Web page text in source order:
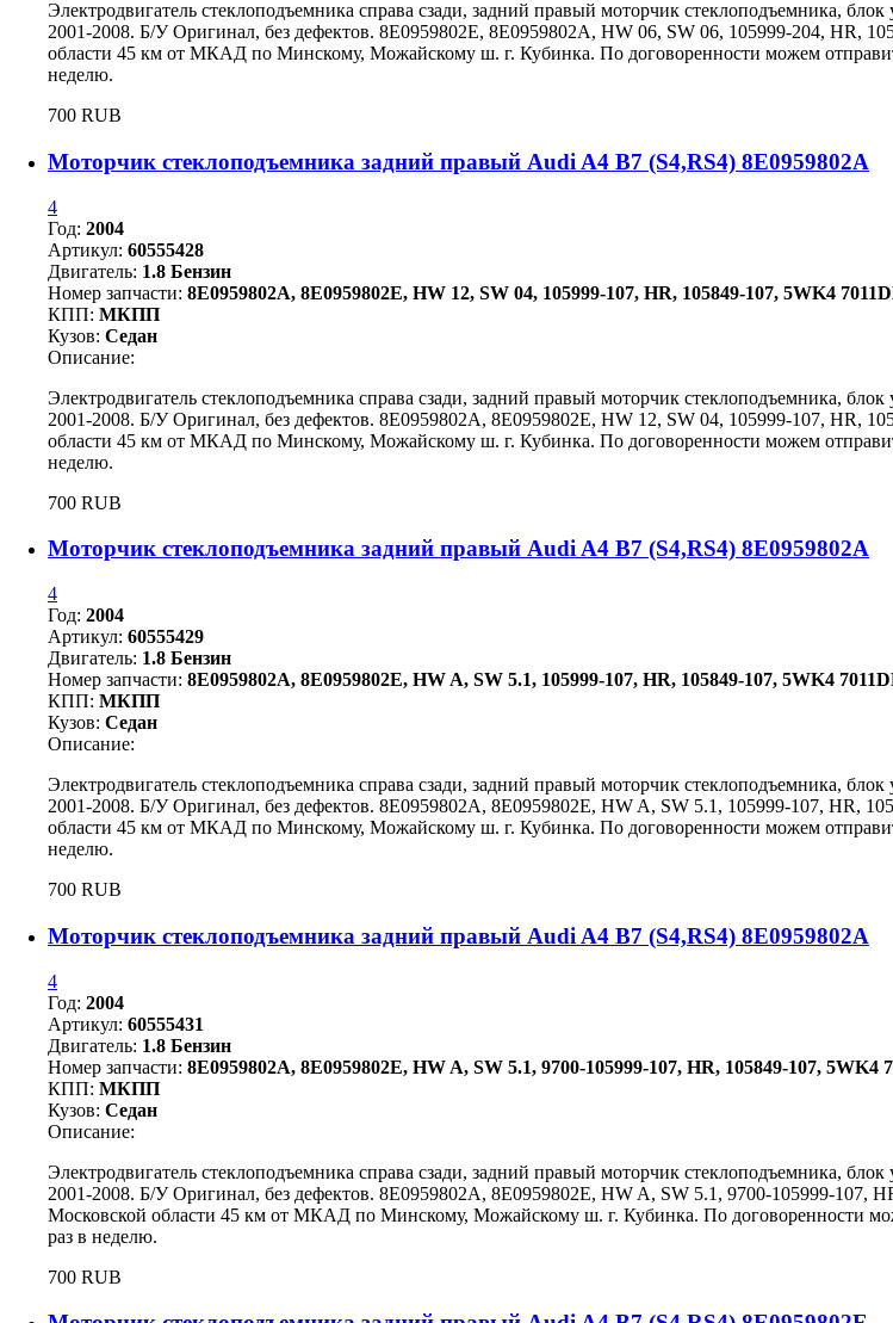
Электродвигатель стеклоподъемника справа сзади, задний правый моторчик стеклоподъемника,
2001-2008. Б/У Оригинал, без дефектов. 8E0959802E, 8E0959802A, HW 06, SW 06, 105999-204, HR,
области 45 км от МКАД по Минскому, Можайскому ш. г. Кубинка. По договоренности можем
неделю.
700 RUB
Моторчик стеклоподъемника задний правый Audi A4 B7 (S4,RS4) 8E0959802A
4
Год: 2004
Артикул: 60555428
Двигатель: 1.8 Бензин
Номер запчасти: 8E0959802A, 8E0959802E, HW 12, SW 04, 105999-107, HR, 105849-107, 5WK4
КПП: МКПП
Кузов: Седан
Описание:
Электродвигатель стеклоподъемника справа сзади, задний правый моторчик стеклоподъемника,
2001-2008. Б/У Оригинал, без дефектов. 8E0959802A, 8E0959802E, HW 12, SW 04, 105999-107, HR,
области 45 км от МКАД по Минскому, Можайскому ш. г. Кубинка. По договоренности можем
неделю.
700 RUB
Моторчик стеклоподъемника задний правый Audi A4 B7 (S4,RS4) 8E0959802A
4
Год: 2004
Артикул: 60555429
Двигатель: 1.8 Бензин
Номер запчасти: 8E0959802A, 8E0959802E, HW A, SW 5.1, 105999-107, HR, 105849-107, 5WK4
КПП: МКПП
Кузов: Седан
Описание:
Электродвигатель стеклоподъемника справа сзади, задний правый моторчик стеклоподъемника,
2001-2008. Б/У Оригинал, без дефектов. 8E0959802A, 8E0959802E, HW A, SW 5.1, 105999-107, HR,
области 45 км от МКАД по Минскому, Можайскому ш. г. Кубинка. По договоренности можем
неделю.
700 RUB
Моторчик стеклоподъемника задний правый Audi A4 B7 (S4,RS4) 8E0959802A
4
Год: 2004
Артикул: 60555431
Двигатель: 1.8 Бензин
Номер запчасти: 8E0959802A, 8E0959802E, HW A, SW 5.1, 9700-105999-107, HR, 105849-107, 5WK4
КПП: МКПП
Кузов: Седан
Описание:
Электродвигатель стеклоподъемника справа сзади, задний правый моторчик стеклоподъемника,
2001-2008. Б/У Оригинал, без дефектов. 8E0959802A, 8E0959802E, HW A, SW 5.1, 9700-105999-107,
Московской области 45 км от МКАД по Минскому, Можайскому ш. г. Кубинка. По договоренности
раз в неделю.
700 RUB